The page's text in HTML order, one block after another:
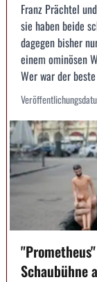
Franz Prächtel
sie haben beide
dagegen bisher
einem ominösen
Wer war der
Schaubühne